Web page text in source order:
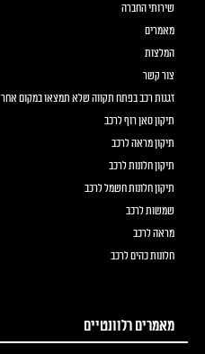
שירותי החברה
מאמרים
המלצות
צור קשר
זגגות רכב בפתח תקווה שלא תמצאו במקום אחר
תיקון סאן רוף לרכב
תיקון מראה לרכב
תיקון חלונות לרכב
תיקון חלונות חשמל לרכב
שמשות לרכב
מראה לרכב
חלונות כהים לרכב
מאמרים רלוונטיים